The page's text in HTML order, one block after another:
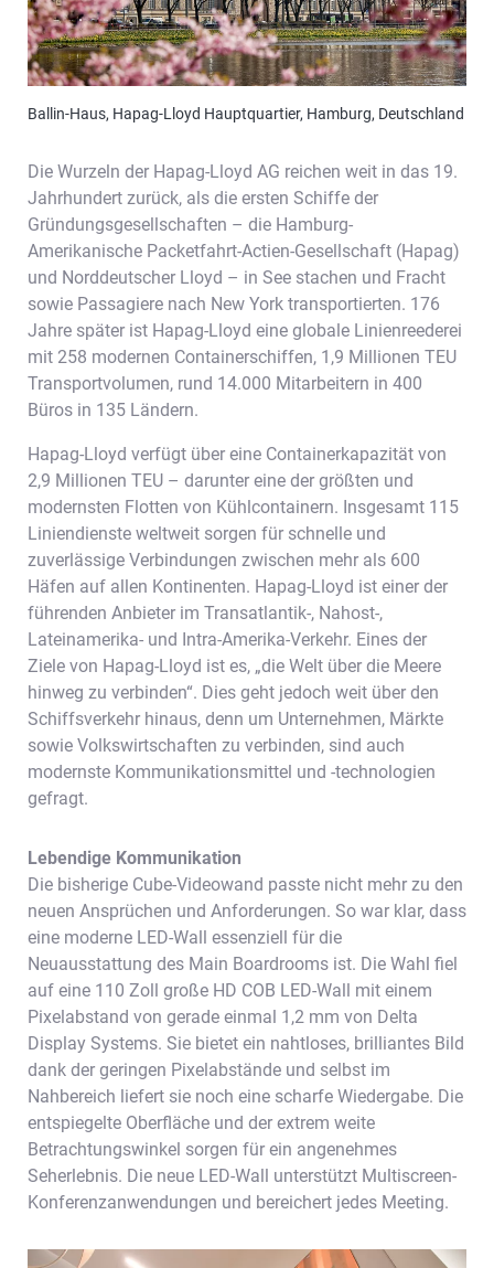
Ballin-Haus, Hapag-Lloyd Hauptquartier, Hamburg, Deutschland
Die Wurzeln der Hapag-Lloyd AG reichen weit in das 19.
Jahrhundert zurück, als die ersten Schiffe der
Gründungsgesellschaften – die Hamburg-
Amerikanische Packetfahrt-Actien-Gesellschaft (Hapag)
und Norddeutscher Lloyd – in See stachen und Fracht
sowie Passagiere nach New York transportierten. 176
Jahre später ist Hapag-Lloyd eine globale Linienreederei
mit 258 modernen Containerschiffen, 1,9 Millionen TEU
Transportvolumen, rund 14.000 Mitarbeitern in 400
Büros in 135 Ländern.
Hapag-Lloyd verfügt über eine Containerkapazität von
2,9 Millionen TEU – darunter eine der größten und
modernsten Flotten von Kühlcontainern. Insgesamt 115
Liniendienste weltweit sorgen für schnelle und
zuverlässige Verbindungen zwischen mehr als 600
Häfen auf allen Kontinenten. Hapag-Lloyd ist einer der
führenden Anbieter im Transatlantik-, Nahost-,
Lateinamerika- und Intra-Amerika-Verkehr. Eines der
Ziele von Hapag-Lloyd ist es, „die Welt über die Meere
hinweg zu verbinden“. Dies geht jedoch weit über den
Schiffsverkehr hinaus, denn um Unternehmen, Märkte
sowie Volkswirtschaften zu verbinden, sind auch
modernste Kommunikationsmittel und -technologien
gefragt.
Lebendige Kommunikation
Die bisherige Cube-Videowand passte nicht mehr zu den
neuen Ansprüchen und Anforderungen. So war klar, dass
eine moderne LED-Wall essenziell für die
Neuausstattung des Main Boardrooms ist. Die Wahl fiel
auf eine 110 Zoll große HD COB LED-Wall mit einem
Pixelabstand von gerade einmal 1,2 mm von Delta
Display Systems. Sie bietet ein nahtloses, brilliantes Bild
dank der geringen Pixelabstände und selbst im
Nahbereich liefert sie noch eine scharfe Wiedergabe. Die
entspiegelte Oberfläche und der extrem weite
Betrachtungswinkel sorgen für ein angenehmes
Seherlebnis. Die neue LED-Wall unterstützt Multiscreen-
Konferenzanwendungen und bereichert jedes Meeting.